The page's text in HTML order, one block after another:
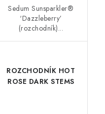
Sedum Sunsparkler®
‘Dazzleberry’
(rozchodník)...
ROZCHODNÍK HOT
ROSE DARK STEMS